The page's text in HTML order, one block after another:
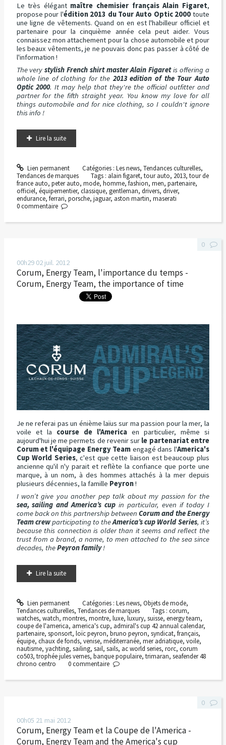
Le très élégant maître chemisier français Alain Figaret,
propose pour l'édition 2013 du Tour Auto Optic 2000 toute
une ligne de vêtements. Quand on en est l'habilleur officiel et
partenaire pour la cinquième année cela peut aider. Vous
connaissez mon attachement pour la chose automobile et pour
les beaux vêtements, je ne pouvais donc pas passer à côté de
l'information !
The verystylish French shirt master Alain Figaretis offering a
whole line of clothing for the 2013 edition of the Tour Auto
Optic 2000. It may help that they're the official outfitter and
partner for the fifth straight year. You know my love for all
things automobile and for nice clothing, so I couldn't ignore
this info !
Lire la suite
Lien permanent Catégories : Les news, Tendances culturelles,
Tendances de marques
Tags : alain figaret,tour auto, 2013,tour de
france auto, peter auto, mode, homme, fashion, men, partenaire,
officiel, équipementier, classique, gentleman, drivers, driver,
endurance, ferrari, porsche, jaguar, aston martin, maserati
0 commentaire
00h29 02 juil. 2012
Corum, Energy Team, l'importance du temps -
Corum, Energy Team, the importance of time
Je ne referai pas un énième laïus sur ma passion pour la mer, la
voile et la course de l'Americaen particulier, même si
aujourd'hui je me permets de revenir sur le partenariat entre
Corum et l'équipage Energy Team engagé dans l'America's
Cup World Series, c'est que cette liaison est beaucoup plus
ancienne qu'il n'y parait et reflète la confiance que porte une
marque, à un nom, à des hommes attachés à la mer depuis
plusieurs décennies, la famille Peyron!
I won’t give you another pep talk about my passion for the
sea, sailing and America’s cup in particular, even if today I
come back on this partnership between Corum and the Energy
Team crewparticipating to theAmerica’s cup World Series, it’s
because this connection is older than it seems and reflect the
trust from a brand, a name, to men attached to the sea since
decades, thePeyron family!
Lire la suite
Lien permanent Catégories : Les news, Objets de mode,
Tendances culturelles, Tendances de marques Tags :corum,
watches, watch, montres, montre, luxe, luxury, suisse, energy team,
coupe de l'america, america's cup, admiral's cup 42 annual calendar,
partenaire, sponsort, loïc peyron, bruno peyron, syndicat, français,
équipe, chaux de fonds, venise, méditerranée, mer adriatique, voile,
nautisme, yachting, sailing, sail, sails, ac world series, rorc, corum
co503, trophée jules vernes, banque populaire, trimaran, seafender 48
chrono centro
0
0commentaire
00h05 21 mai 2012
Corum, Energy Team et la Coupe de l'America -
Corum, Energy Team and the America's cup
0